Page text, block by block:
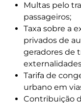
Multas pelo
passageiros;
Taxa sobre a
privados de
geradores de
Tarifa de
urbano em
Contribuição